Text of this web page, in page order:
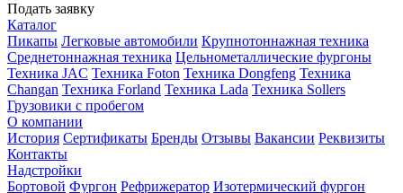
Подать заявку
Каталог
Пикапы Легковые автомобили Крупнотоннажная техника
Среднетоннажная техника Цельнометаллические фургоны
Техника JAC Техника Foton Техника Dongfeng Техника
Changan Техника Forland Техника Lada Техника Sollers
Грузовики с пробегом
О компании
История Сертификаты Бренды Отзывы Вакансии Реквизиты
Контакты
Надстройки
Бортовой Фургон Рефрижератор Изотермический фургон